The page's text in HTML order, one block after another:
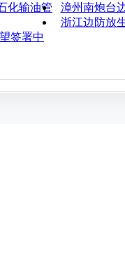
化输油管
漳州南炮台
浙江边防放
签署中